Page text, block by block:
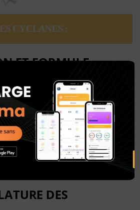
CYCLANES :
ET FORMULE
ont des propriétés physico-
alcanes aliphatiques:
dans la famille des alcanes.
s’écrit:
DES